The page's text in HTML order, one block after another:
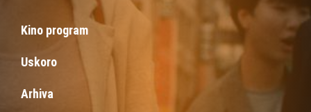
Kino program
Uskoro
Arhiva